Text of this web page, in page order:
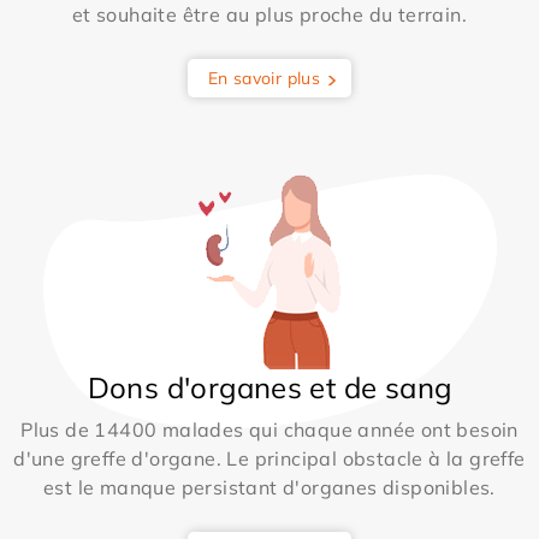
et souhaite être au plus proche du terrain.
En savoir plus
Dons d'organes et de sang
Plus de 14400 malades qui chaque année ont besoin
d'une greffe d'organe. Le principal obstacle à la greffe
est le manque persistant d'organes disponibles.